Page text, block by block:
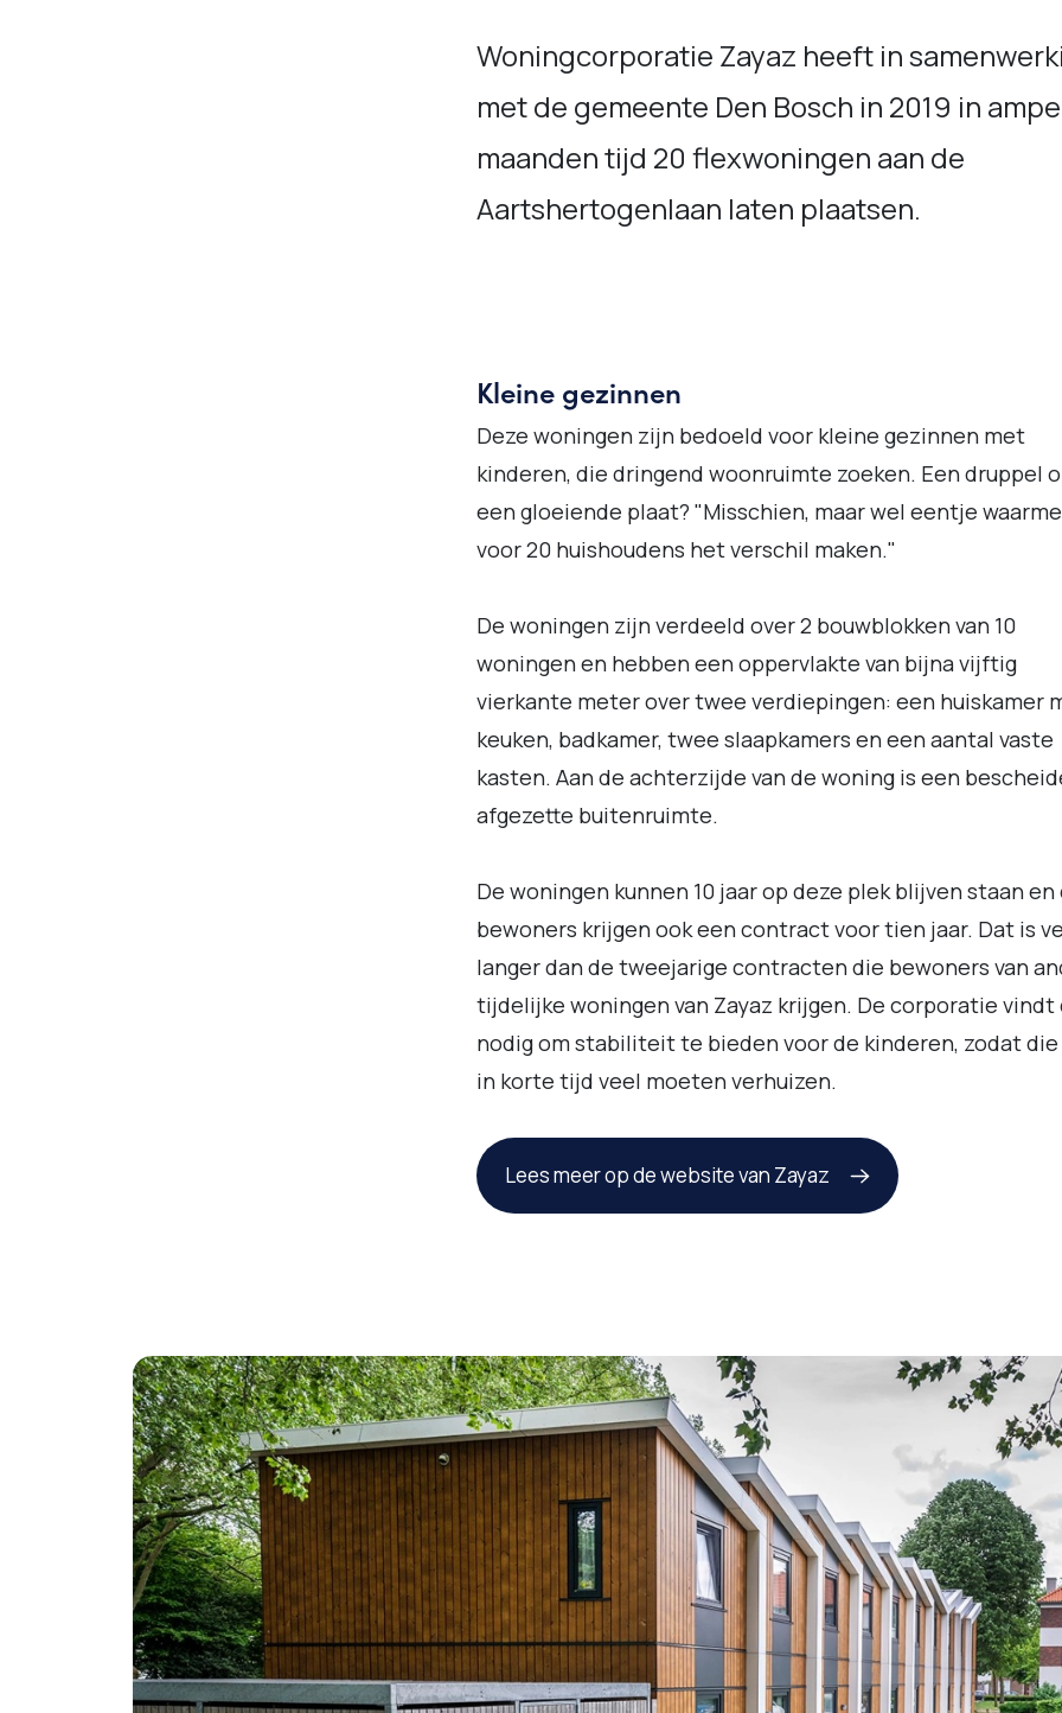
Woningcorporatie Zayaz heeft in
met de gemeente Den Bosch in 2019 in
maanden tijd 20 flexwoningen aan de
Aartshertogenlaan laten plaatsen.
Kleine gezinnen
Deze woningen zijn bedoeld voor kleine gezinnen met
kinderen, die dringend woonruimte zoeken. Een druppel
een gloeiende plaat? "Misschien, maar wel eentje
voor 20 huishoudens het verschil maken."
De woningen zijn verdeeld over 2 bouwblokken van 10
woningen en hebben een oppervlakte van bijna vijftig
vierkante meter over twee verdiepingen: een huiskamer
keuken, badkamer, twee slaapkamers en een aantal vaste
kasten. Aan de achterzijde van de woning is een
afgezette buitenruimte.
De woningen kunnen 10 jaar op deze plek blijven staan en
bewoners krijgen ook een contract voor tien jaar. Dat is
langer dan de tweejarige contracten die bewoners van
tijdelijke woningen van Zayaz krijgen. De corporatie vindt
nodig om stabiliteit te bieden voor de kinderen, zodat
in korte tijd veel moeten verhuizen.
Lees meer op de website van Zayaz